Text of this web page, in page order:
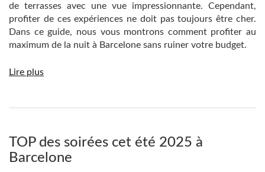
de terrasses avec une vue impressionnante. Cependant,
profiter de ces expériences ne doit pas toujours être cher.
Dans ce guide, nous vous montrons comment profiter au
maximum de la nuit à Barcelone sans ruiner votre budget.
Lire plus
TOP des soirées cet été 2025 à
Barcelone